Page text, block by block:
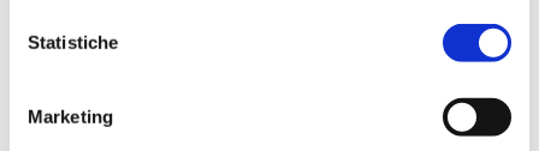
Statistiche
Marketing